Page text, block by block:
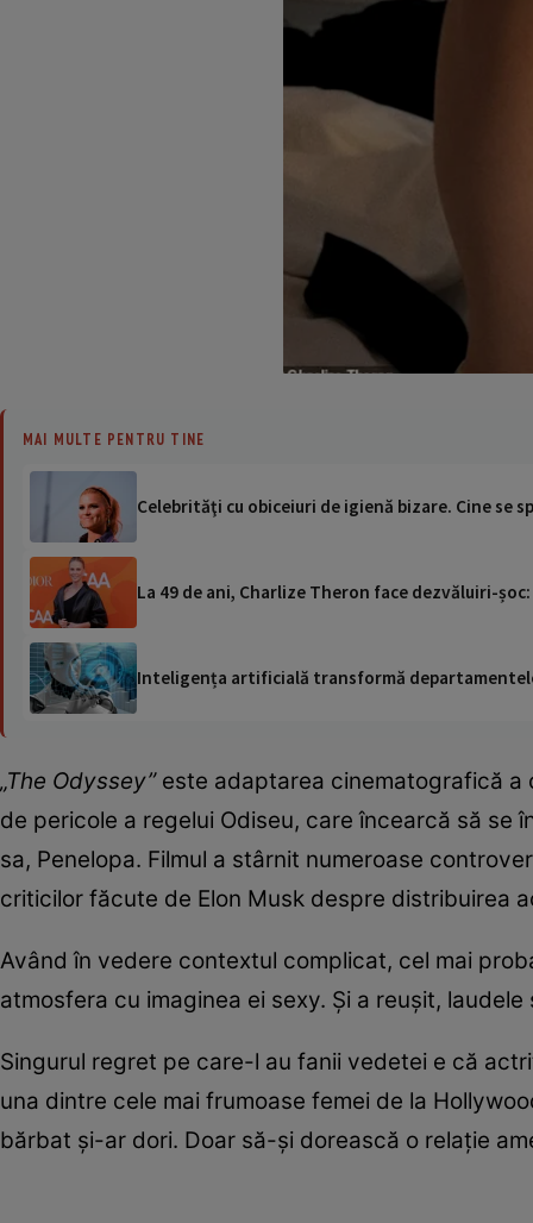
MAI MULTE PENTRU TINE
Celebrităţi cu obiceiuri de igienă bizare. Cine se
La 49 de ani, Charlize Theron face dezvăluiri-
Inteligența artificială transformă
„The Odyssey”este adaptarea cinematografică a
de pericole a regelui Odiseu, care încearcă să se
sa, Penelopa. Filmul a stârnit numeroase
criticilor făcute de Elon Musk despre distribuirea
Având în vedere contextul complicat, cel mai
atmosfera cu imaginea ei sexy. Și a reușit,
Singurul regret pe care-l au fanii vedetei e că
una dintre cele mai frumoase femei de la
bărbat și-ar dori. Doar să-și dorească o relație